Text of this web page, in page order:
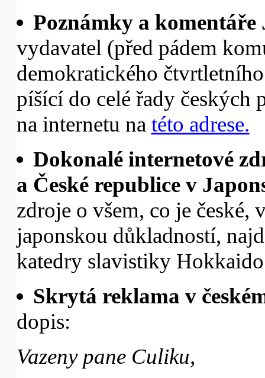
Poznámky a
vydavatel (před pádem
demokratického
píšící do celé řady českých
na internetu na této adrese.
Dokonalé internetové
a České republice v
zdroje o všem, co je české,
japonskou důkladností,
katedry slavistiky
Skrytá reklama v
dopis:
Vazeny pane Culiku,